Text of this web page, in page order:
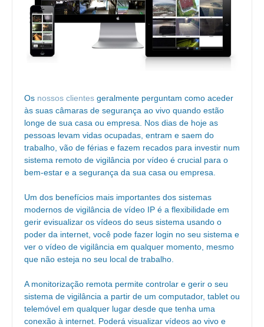
Os nossos clientes geralmente perguntam como aceder
às suas câmaras de segurança ao vivo quando estão
longe de sua casa ou empresa. Nos dias de hoje as
pessoas levam vidas ocupadas, entram e saem do
trabalho, vão de férias e fazem recados para investir num
sistema remoto de vigilância por vídeo é crucial para o
bem-estar e a segurança da sua casa ou empresa.
Um dos benefícios mais importantes dos sistemas
modernos de vigilância de vídeo IP é a flexibilidade em
gerir evisualizar os vídeos do seus sistema usando o
poder da internet, você pode fazer login no seu sistema e
ver o vídeo de vigilância em qualquer momento, mesmo
que não esteja no seu local de trabalho.
A monitorização remota permite controlar e gerir o seu
sistema de vigilância a partir de um computador, tablet ou
telemóvel em qualquer lugar desde que tenha uma
conexão à internet. Poderá visualizar vídeos ao vivo e